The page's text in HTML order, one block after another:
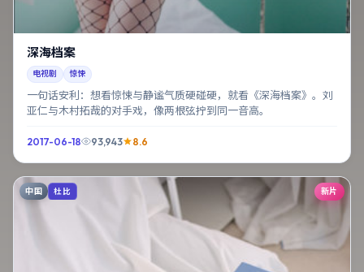
深海档案
电视剧 惊悚
一句话安利：想看惊悚与静谧气质硬碰硬，就看《深海档案》。刘
亚仁与木村拓哉的对手戏，像两根弦拧到同一音高。
2017-06-18 93,943 8.6
新片
中国 杜比